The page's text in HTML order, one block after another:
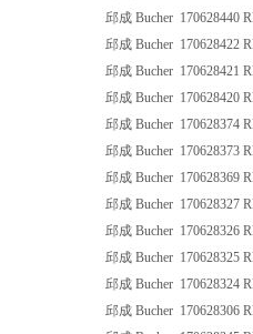
邱成 Bucher 170628440
邱成 Bucher 170628422
邱成 Bucher 170628421
邱成 Bucher 170628420
邱成 Bucher 170628374
邱成 Bucher 170628373
邱成 Bucher 170628369
邱成 Bucher 170628327
邱成 Bucher 170628326
邱成 Bucher 170628325
邱成 Bucher 170628324
邱成 Bucher 170628306